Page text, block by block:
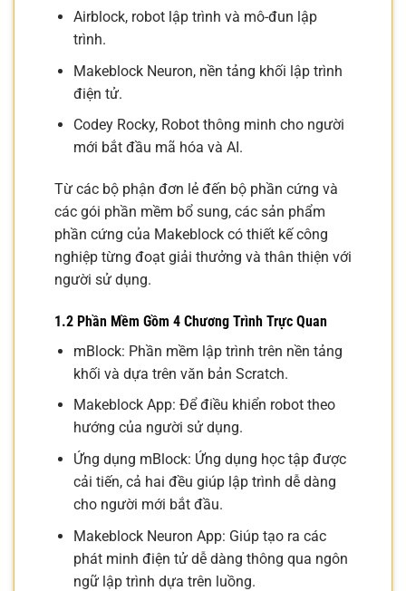
Airblock, robot lập trình và mô-đun lập
trình.
Makeblock Neuron, nền tảng khối lập trình
điện tử.
Codey Rocky, Robot thông minh cho người
mới bắt đầu mã hóa và AI.
Từ các bộ phận đơn lẻ đến bộ phần cứng và
các gói phần mềm bổ sung, các sản phẩm
phần cứng của Makeblock có thiết kế công
nghiệp từng đoạt giải thưởng và thân thiện với
người sử dụng.
1.2 Phần Mềm Gồm 4 Chương Trình Trực Quan
mBlock: Phần mềm lập trình trên nền tảng
khối và dựa trên văn bản Scratch.
Makeblock App: Để điều khiển robot theo
hướng của người sử dụng.
Ứng dụng mBlock: Ứng dụng học tập được
cải tiến, cả hai đều giúp lập trình dễ dàng
cho người mới bắt đầu.
Makeblock Neuron App: Giúp tạo ra các
phát minh điện tử dễ dàng thông qua ngôn
ngữ lập trình dựa trên luồng.